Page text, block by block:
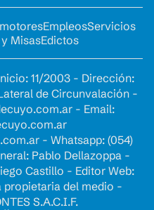
EmpleosServicios
MisasEdictos
11/2003 - Dirección:
de Circunvalación -
- Email:
- Whatsapp: (054)
Pablo Dellazoppa -
Castillo - Editor Web:
propietaria del medio -
S.A.C.I.F.